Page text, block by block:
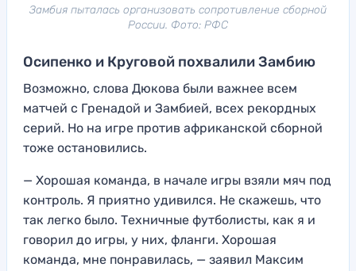
Замбия пыталась организовать сопротивление сборной
России. Фото: РФС
Осипенко и Круговой похвалили Замбию
Возможно, слова Дюкова были важнее всем
матчей с Гренадой и Замбией, всех рекордных
серий. Но на игре против африканской сборной
тоже остановились.
— Хорошая команда, в начале игры взяли мяч под
контроль. Я приятно удивился. Не скажешь, что
так легко было. Техничные футболисты, как я и
говорил до игры, у них, фланги. Хорошая
команда, мне понравилась, — заявил Максим